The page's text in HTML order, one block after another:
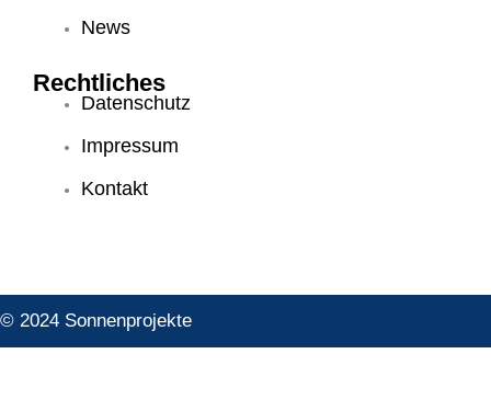
News
Rechtliches
Datenschutz
Impressum
Kontakt
© 2024 Sonnenprojekte